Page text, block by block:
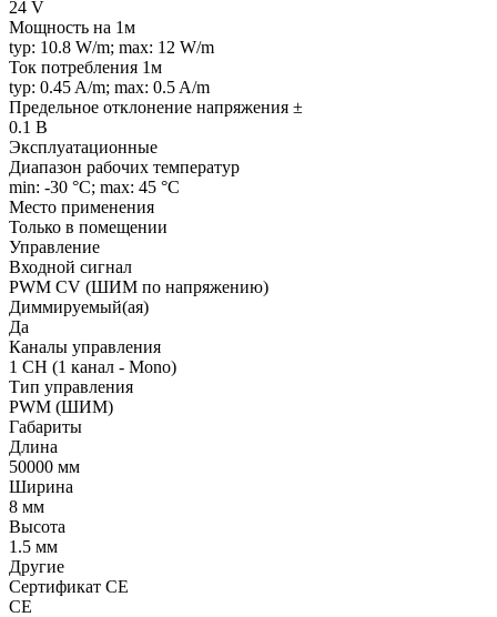
24 V
Мощность на 1м
typ: 10.8 W/m; max: 12 W/m
Ток потребления 1м
typ: 0.45 A/m; max: 0.5 A/m
Предельное отклонение напряжения ±
0.1 В
Эксплуатационные
Диапазон рабочих температур
min: -30 °C; max: 45 °C
Место применения
Только в помещении
Управление
Входной сигнал
PWM СV (ШИМ по напряжению)
Диммируемый(ая)
Да
Каналы управления
1 CH (1 канал - Mono)
Тип управления
PWM (ШИМ)
Габариты
Длина
50000 мм
Ширина
8 мм
Высота
1.5 мм
Другие
Сертификат CE
CE